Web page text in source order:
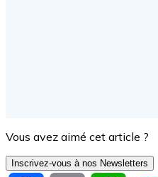
Vous avez aimé cet article ?
Inscrivez-vous à nos Newsletters